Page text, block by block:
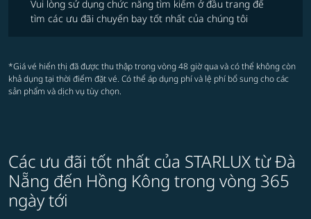
Vui lòng sử dụng chức năng tìm kiếm ở đầu trang để
tìm các ưu đãi chuyến bay tốt nhất của chúng tôi
*Giá vé hiển thị đã được thu thập trong vòng 48 giờ qua và có thể không còn
khả dụng tại thời điểm đặt vé. Có thể áp dụng phí và lệ phí bổ sung cho các
sản phẩm và dịch vụ tùy chọn.
Các ưu đãi tốt nhất của STARLUX từ Đà
Nẵng đến Hồng Kông trong vòng 365
ngày tới